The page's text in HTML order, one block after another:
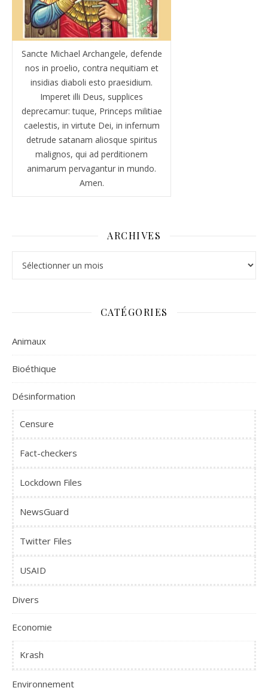
Sancte Michael Archangele, defende
nos in proelio, contra nequitiam et
insidias diaboli esto praesidium.
Imperet illi Deus, supplices
deprecamur: tuque, Princeps militiae
caelestis, in virtute Dei, in infernum
detrude satanam aliosque spiritus
malignos, qui ad perditionem
animarum pervagantur in mundo.
Amen.
ARCHIVES
CATÉGORIES
Animaux
Bioéthique
Désinformation
Censure
Fact-checkers
Lockdown Files
NewsGuard
Twitter Files
USAID
Divers
Economie
Krash
Environnement